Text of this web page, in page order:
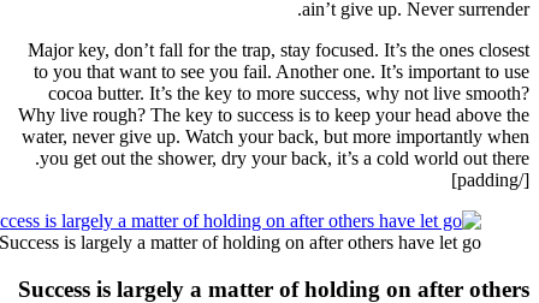
Major
to
Why
water,
you
Success